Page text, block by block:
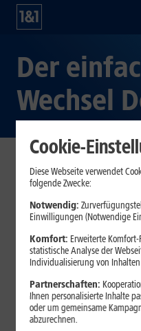
Der
Wechsel
Im europäischen
ihren
selten
Die Antwort darauf:
unterbrechungsfrei
Gutschrift erhalten
Komfortable
Mobilfunk
Cookie-
Diese Webseite verwendet
folgende Zwecke:
Notwendig:
Einwilligungen (Notwendige
Komfort: Erweiterte
statistische Analyse der
Individualisierung von Inhalten
Partnerschaften:
Ihnen personalisierte Inhalte
oder um gemeinsame
abzurechnen.